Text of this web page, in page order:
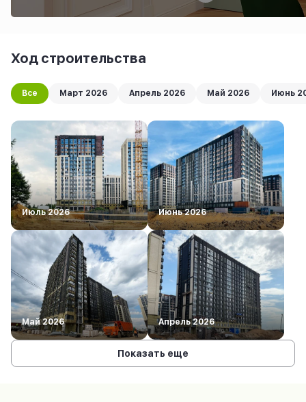
Ход строительства
Все Март 2026 Апрель 2026 Май 2026 Июнь
Июль 2026 Июнь 2026
Май 2026 Апрель 2026
Показать еще